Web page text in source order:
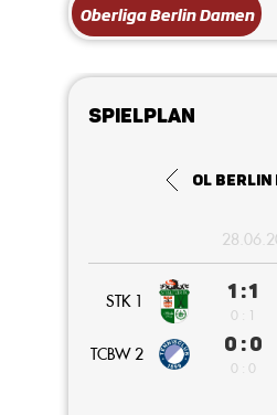
Oberliga Berlin Damen
Spielplan
OL Berlin
STK 1 1 : 1
0 : 1
TCBW 2 0 : 0
0 : 0